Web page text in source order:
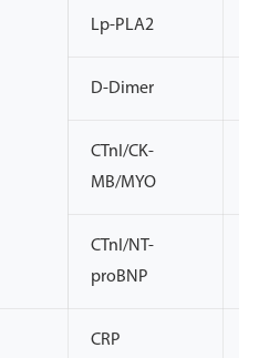
Lp-PLA2
D-Dimer
CTnI/CK-
MB/MYO
CTnI/NT-
proBNP
CRP